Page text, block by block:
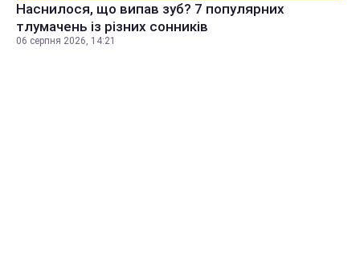
Наснилося, що випав зуб? 7 популярних
тлумачень із різних сонників
06 серпня 2026, 14:21